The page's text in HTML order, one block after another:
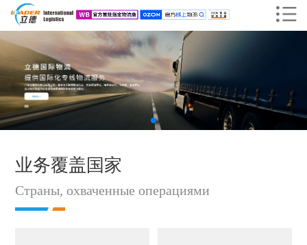
业务覆盖国家
Страны, охваченные операциями